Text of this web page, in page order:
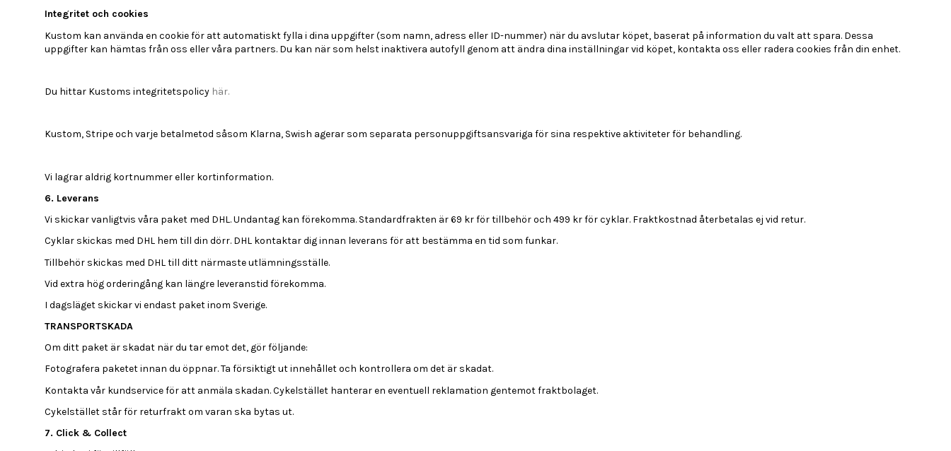
Integritet och cookies
Kustom kan använda en cookie för att automatiskt fylla i dina uppgifter (som namn, adress eller ID-nummer) när du avslutar köpet, baserat på information du valt att spara. Dessa
uppgifter kan hämtas från oss eller våra partners. Du kan när som helst inaktivera autofyll genom att ändra dina inställningar vid köpet, kontakta oss eller radera cookies från din enhet.
Du hittar Kustoms integritetspolicy här.
Kustom, Stripe och varje betalmetod såsom Klarna, Swish agerar som separata personuppgiftsansvariga för sina respektive aktiviteter för behandling.
Vi lagrar aldrig kortnummer eller kortinformation.
6. Leverans
Vi skickar vanligtvis våra paket med DHL. Undantag kan förekomma. Standardfrakten är 69 kr för tillbehör och 499 kr för cyklar. Fraktkostnad återbetalas ej vid retur.
Cyklar skickas med DHL hem till din dörr. DHL kontaktar dig innan leverans för att bestämma en tid som funkar.
Tillbehör skickas med DHL till ditt närmaste utlämningsställe.
Vid extra hög orderingång kan längre leveranstid förekomma.
I dagsläget skickar vi endast paket inom Sverige.
TRANSPORTSKADA
Om ditt paket är skadat när du tar emot det, gör följande:
Fotografera paketet innan du öppnar. Ta försiktigt ut innehållet och kontrollera om det är skadat.
Kontakta vår kundservice för att anmäla skadan. Cykelstället hanterar en eventuell reklamation gentemot fraktbolaget.
Cykelstället står för returfrakt om varan ska bytas ut.
7. Click & Collect